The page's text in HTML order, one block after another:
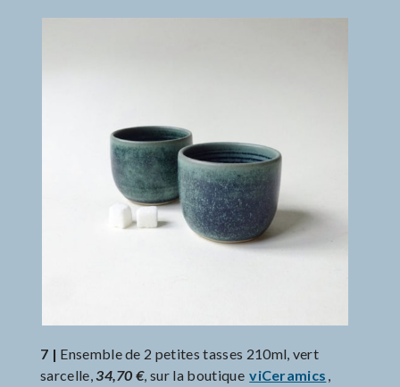
7 | Ensemble de 2 petites tasses 210ml, vert
sarcelle,34,70 €, sur la boutique viCeramics ,